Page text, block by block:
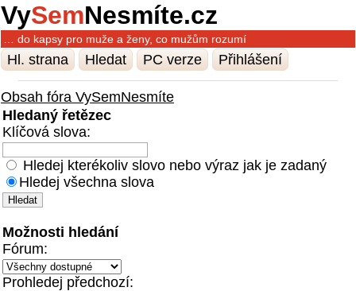
VySemNesmíte.cz
… do kapsy pro muže a ženy, co mužům rozumí
Hl. strana Hledat PC verze Přihlášení
Obsah fóra VySemNesmíte
Hledaný řetězec
Klíčová slova:
Hledej kterékoliv slovo nebo výraz jak je zadaný
Hledej všechna slova
Možnosti hledání
Fórum:
Prohledej předchozí: